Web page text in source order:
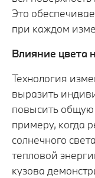
Это
при каждом
Влияние цвета
Технология
выразить
повысить общую
примеру, когда
солнечного
тепловой
кузова